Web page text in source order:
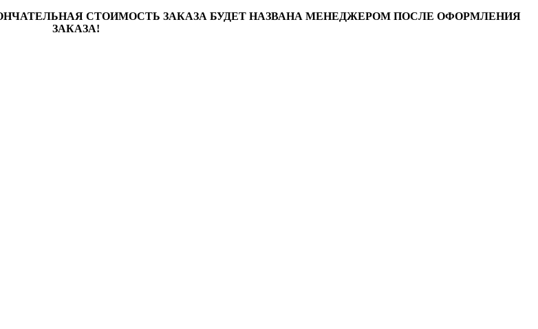
СТОИМОСТЬ ЗАКАЗА БУДЕТ НАЗВАНА МЕНЕДЖЕРОМ ПОСЛЕ ОФОРМЛЕНИЯ
ЗАКАЗА!